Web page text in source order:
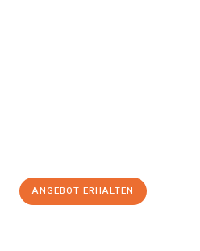
ANGEBOT ERHALTEN